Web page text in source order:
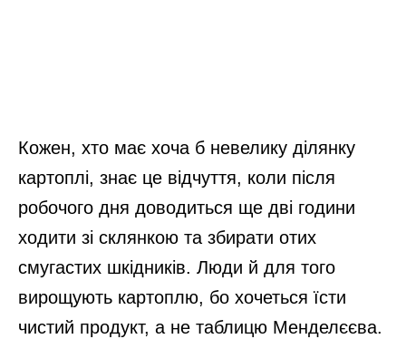
Кожен, хто має хоча б невелику ділянку
картоплі, знає це відчуття, коли після
робочого дня доводиться ще дві години
ходити зі склянкою та збирати отих
смугастих шкідників. Люди й для того
вирощують картоплю, бо хочеться їсти
чистий продукт, а не таблицю Менделєєва.